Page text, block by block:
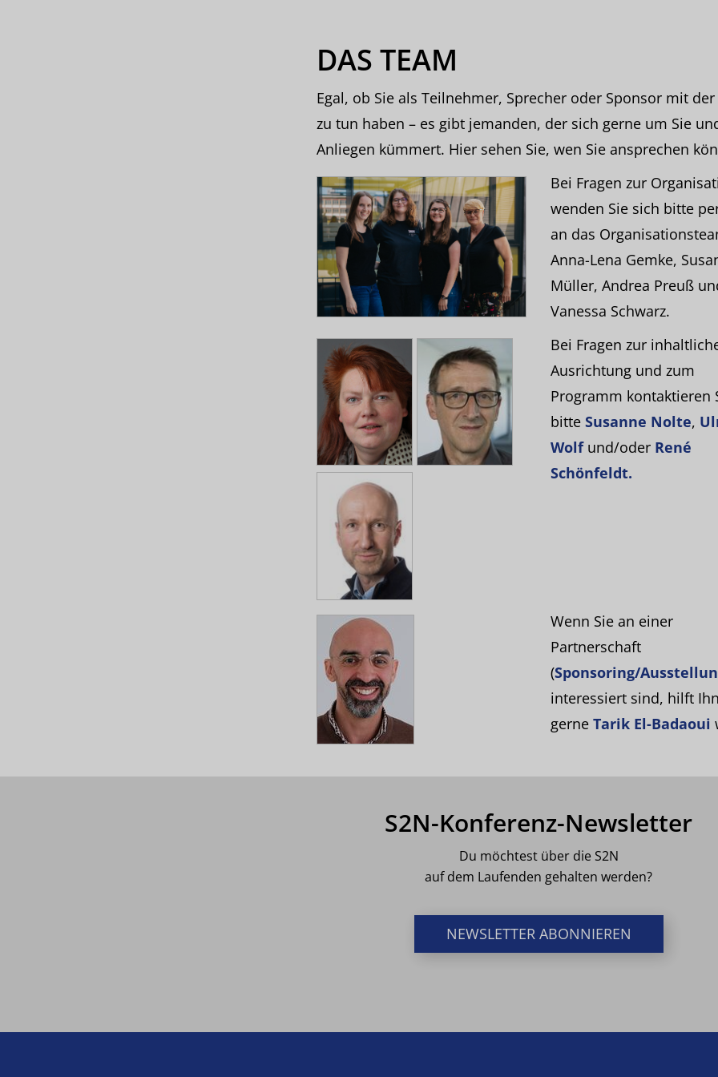
DAS TEAM
Egal, ob Sie als Teilnehmer, Sprecher oder Sponsor mit der
zu tun haben – es gibt jemanden, der sich gerne um Sie
Anliegen kümmert. Hier sehen Sie, wen Sie ansprechen
Bei Fragen zur
wenden Sie sich bitte
an das
Anna-Lena Gemke,
Müller, Andrea Preuß
Vanessa Schwarz.
Bei Fragen zur
Ausrichtung und zum
Programm kontaktieren
bitte Susanne Nolte,
Wolfund/oder René
Schönfeldt.
Wenn Sie an einer
Partnerschaft
(Sponsoring/
interessiert sind, hilft
gerne Tarik El-Badaoui
S2N-Konferenz-Newsletter
Du möchtest über die S2N
auf dem Laufenden gehalten werden?
NEWSLETTER ABONNIEREN